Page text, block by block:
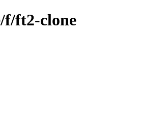
f/ft2-clone